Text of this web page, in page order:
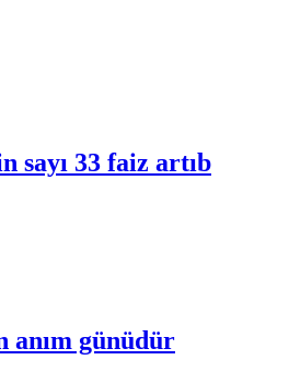
33 faiz artıb
anım günüdür